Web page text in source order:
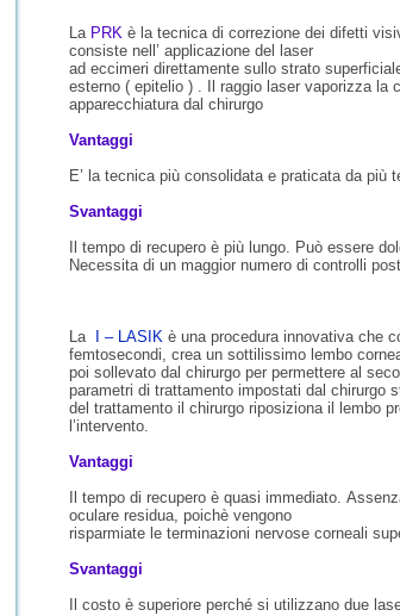
La PRK è la tecnica di correzione dei difetti
consiste nell’ applicazione del laser
ad eccimeri direttamente sullo strato
esterno ( epitelio ) . Il raggio laser vaporizza la
apparecchiatura dal chirurgo
Vantaggi
E’ la tecnica più consolidata e praticata da più
Svantaggi
Il tempo di recupero è più lungo. Può essere
Necessita di un maggior numero di controlli
La I – LASIKè una procedura innovativa che
femtosecondi, crea un sottilissimo lembo
poi sollevato dal chirurgo per permettere al
parametri di trattamento impostati dal chirurgo
del trattamento il chirurgo riposiziona il lembo
l’intervento.
Vantaggi
Il tempo di recupero è quasi immediato.
oculare residua, poichè vengono
risparmiate le terminazioni nervose corneali
Svantaggi
Il costo è superiore perché si utilizzano due